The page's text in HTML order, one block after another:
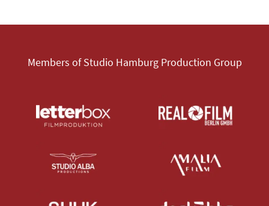
Members of Studio Hamburg Production Group